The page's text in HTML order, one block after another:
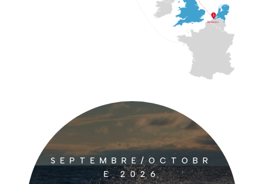
SEPTEMBRE/OCTOBR
E 2026